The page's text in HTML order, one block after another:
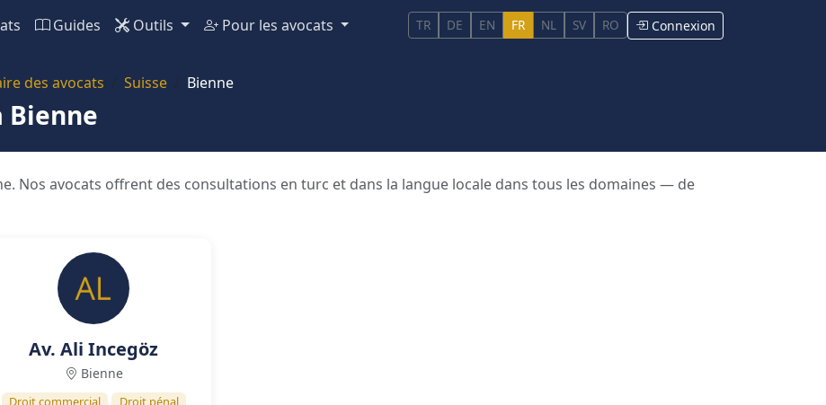
Guides Outils Pour les avocats TR DE EN FR NL SV RO Connexion
des avocats Suisse Bienne
Bienne
Nos avocats offrent des consultations en turc et dans la langue locale dans tous les domaines — de
Av. Ali Incegöz
Bienne
Droit commercial Droit pénal